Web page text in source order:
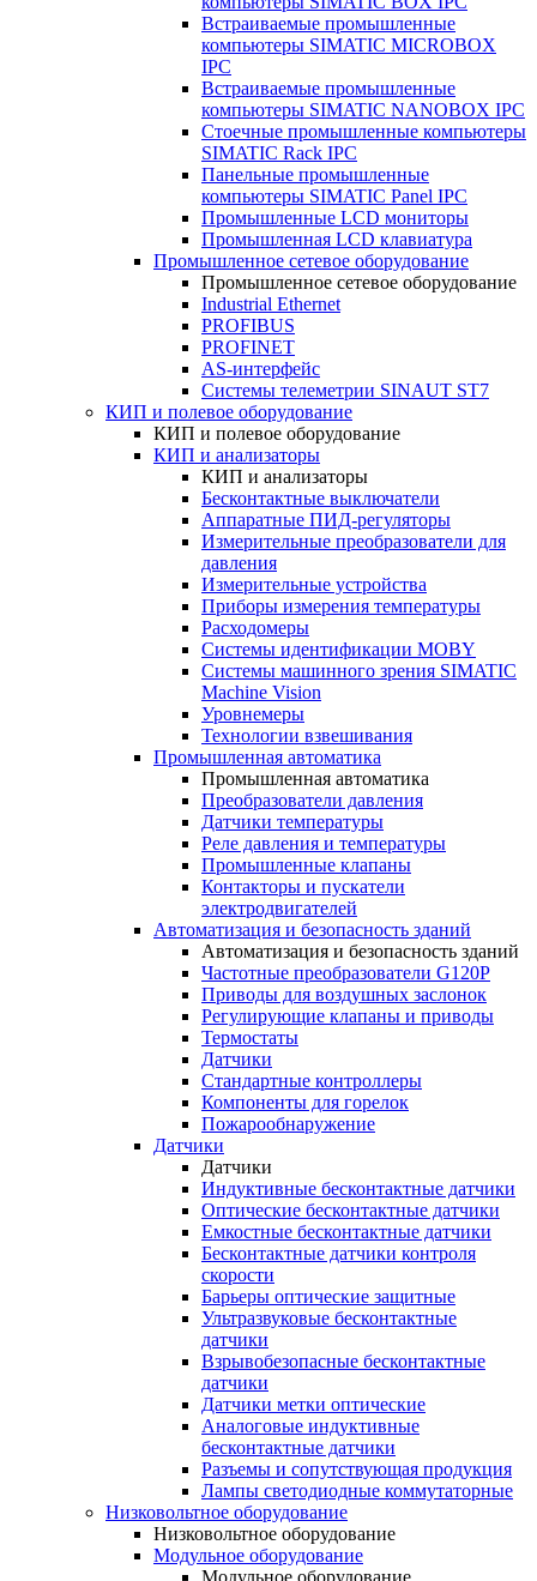
Встраиваемые промышленные
компьютеры SIMATIC MICROBOX
IPC
Встраиваемые промышленные
компьютеры SIMATIC NANOBOX IPC
Стоечные промышленные компьютеры
SIMATIC Rack IPC
Панельные промышленные
компьютеры SIMATIC Panel IPC
Промышленные LCD мониторы
Промышленная LCD клавиатура
Промышленное сетевое оборудование
Промышленное сетевое оборудование
Industrial Ethernet
PROFIBUS
PROFINET
AS-интерфейс
Системы телеметрии SINAUT ST7
КИП и полевое оборудование
КИП и полевое оборудование
КИП и анализаторы
КИП и анализаторы
Бесконтактные выключатели
Аппаратные ПИД-регуляторы
Измерительные преобразователи для
давления
Измерительные устройства
Приборы измерения температуры
Расходомеры
Системы идентификации MOBY
Системы машинного зрения SIMATIC
Machine Vision
Уровнемеры
Технологии взвешивания
Промышленная автоматика
Промышленная автоматика
Преобразователи давления
Датчики температуры
Реле давления и температуры
Промышленные клапаны
Контакторы и пускатели
электродвигателей
Автоматизация и безопасность зданий
Автоматизация и безопасность зданий
Частотные преобразователи G120P
Приводы для воздушных заслонок
Регулирующие клапаны и приводы
Термостаты
Датчики
Стандартные контроллеры
Компоненты для горелок
Пожарообнаружение
Датчики
Датчики
Индуктивные бесконтактные датчики
Оптические бесконтактные датчики
Емкостные бесконтактные датчики
Бесконтактные датчики контроля
скорости
Барьеры оптические защитные
Ультразвуковые бесконтактные
датчики
Взрывобезопасные бесконтактные
датчики
Датчики метки оптические
Аналоговые индуктивные
бесконтактные датчики
Разъемы и сопутствующая продукция
Лампы светодиодные коммутаторные
Низковольтное оборудование
Низковольтное оборудование
Модульное оборудование
Модульное оборудование